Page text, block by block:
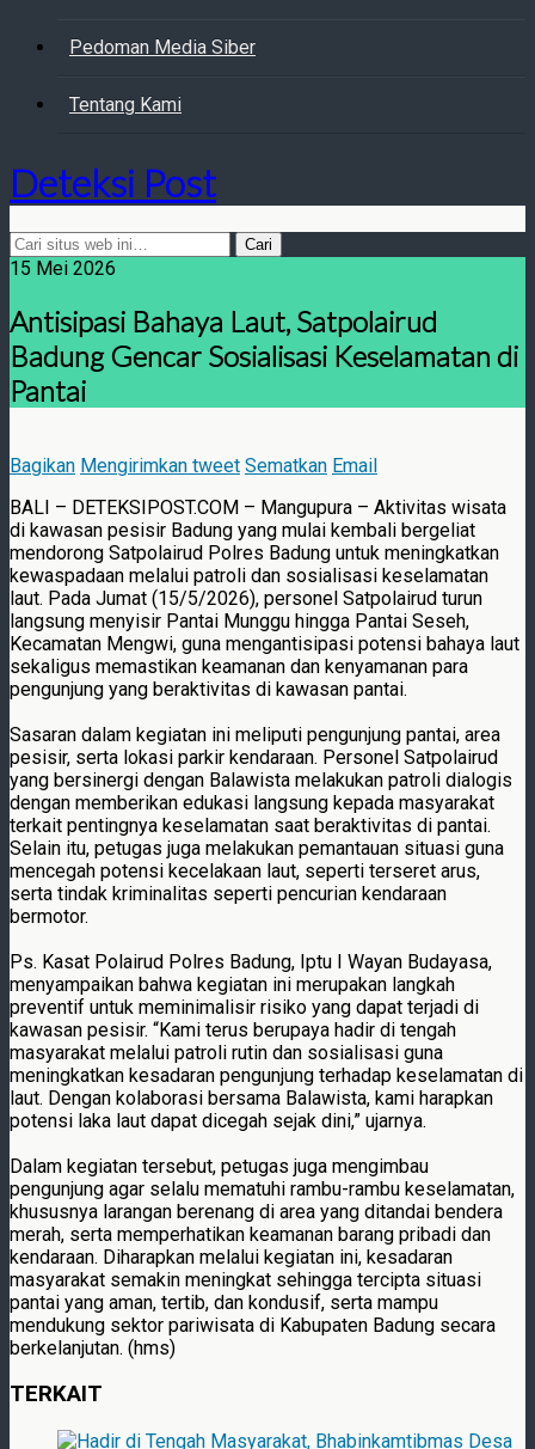
Pedoman Media Siber
Tentang Kami
Deteksi Post
15 Mei 2026
Antisipasi Bahaya Laut, Satpolairud
Badung Gencar Sosialisasi Keselamatan di
Pantai
Bagikan Mengirimkan tweet Sematkan Email
BALI – DETEKSIPOST.COM – Mangupura – Aktivitas wisata
di kawasan pesisir Badung yang mulai kembali bergeliat
mendorong Satpolairud Polres Badung untuk meningkatkan
kewaspadaan melalui patroli dan sosialisasi keselamatan
laut. Pada Jumat (15/5/2026), personel Satpolairud turun
langsung menyisir Pantai Munggu hingga Pantai Seseh,
Kecamatan Mengwi, guna mengantisipasi potensi bahaya laut
sekaligus memastikan keamanan dan kenyamanan para
pengunjung yang beraktivitas di kawasan pantai.
Sasaran dalam kegiatan ini meliputi pengunjung pantai, area
pesisir, serta lokasi parkir kendaraan. Personel Satpolairud
yang bersinergi dengan Balawista melakukan patroli dialogis
dengan memberikan edukasi langsung kepada masyarakat
terkait pentingnya keselamatan saat beraktivitas di pantai.
Selain itu, petugas juga melakukan pemantauan situasi guna
mencegah potensi kecelakaan laut, seperti terseret arus,
serta tindak kriminalitas seperti pencurian kendaraan
bermotor.
Ps. Kasat Polairud Polres Badung, Iptu I Wayan Budayasa,
menyampaikan bahwa kegiatan ini merupakan langkah
preventif untuk meminimalisir risiko yang dapat terjadi di
kawasan pesisir. “Kami terus berupaya hadir di tengah
masyarakat melalui patroli rutin dan sosialisasi guna
meningkatkan kesadaran pengunjung terhadap keselamatan di
laut. Dengan kolaborasi bersama Balawista, kami harapkan
potensi laka laut dapat dicegah sejak dini,” ujarnya.
Dalam kegiatan tersebut, petugas juga mengimbau
pengunjung agar selalu mematuhi rambu-rambu keselamatan,
khususnya larangan berenang di area yang ditandai bendera
merah, serta memperhatikan keamanan barang pribadi dan
kendaraan. Diharapkan melalui kegiatan ini, kesadaran
masyarakat semakin meningkat sehingga tercipta situasi
pantai yang aman, tertib, dan kondusif, serta mampu
mendukung sektor pariwisata di Kabupaten Badung secara
berkelanjutan. (hms)
TERKAIT